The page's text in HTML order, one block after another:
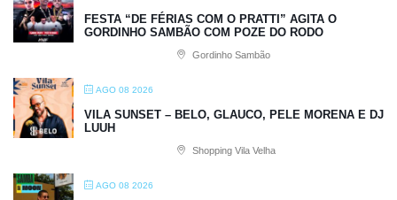
FESTA “DE FÉRIAS COM O PRATTI” AGITA O
GORDINHO SAMBÃO COM POZE DO RODO
Gordinho Sambão
AGO 08 2026
VILA SUNSET – BELO, GLAUCO, PELE MORENA E DJ
LUUH
Shopping Vila Velha
AGO 08 2026